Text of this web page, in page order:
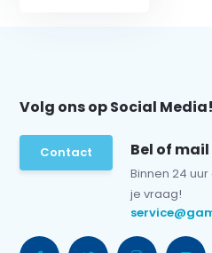
Volg ons op Social Media!
Contact Bel of
Binnen 24
je vraag!